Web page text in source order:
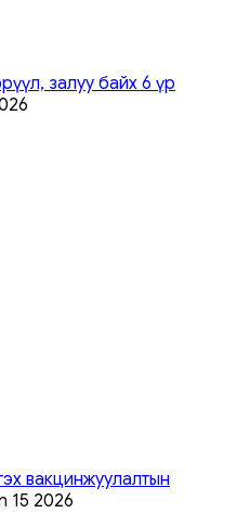
залуу байх 6 үр
вакцинжуулалтын
15 2026